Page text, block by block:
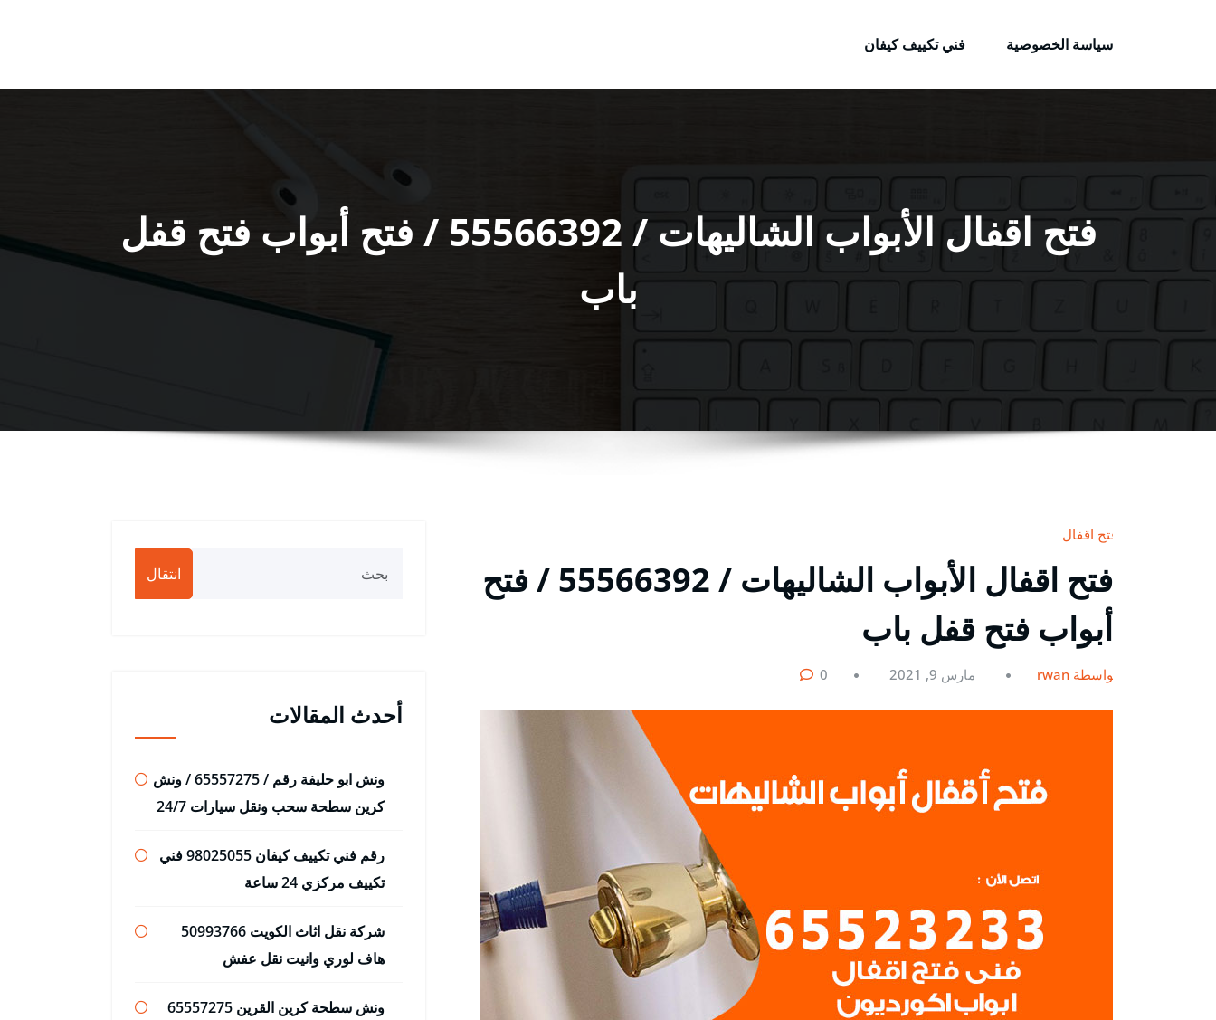
سياسة الخصوصية
فني تكييف كيفان
فتح اقفال الأبواب الشاليهات / 55566392 / فتح أبواب فتح قفل
باب
فتح اقفال
فتح اقفال الأبواب الشاليهات / 55566392 / فتح
أبواب فتح قفل باب
بواسطة rwan مارس 9, 2021 0
انتقال
أحدث المقالات
ونش ابو حليفة رقم / 65557275 / ونش
كرين سطحة سحب ونقل سيارات 24/7
رقم فني تكييف كيفان 98025055 فني
تكييف مركزي 24 ساعة
شركة نقل اثاث الكويت 50993766
هاف لوري وانيت نقل عفش
ونش سطحة كرين القرين 65557275